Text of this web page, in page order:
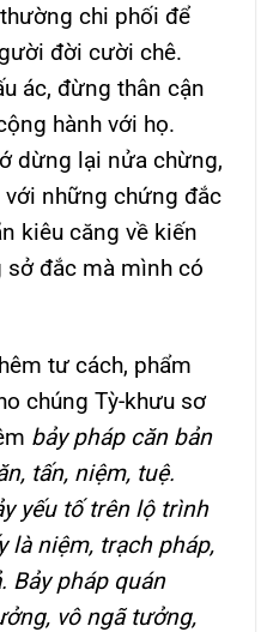
chi phối để
đời cười chê.
ác, đừng thân cận
hành với họ.
dừng lại nửa chừng,
những chứng đắc
kiêu căng về kiến
đắc mà mình có
tư cách, phẩm
chúng Tỳ-khưu sơ
bảy pháp căn bản
tấn, niệm, tuệ.
yếu tố trên lộ trình
là niệm, trạch pháp,
Bảy pháp quán
vô ngã tưởng,